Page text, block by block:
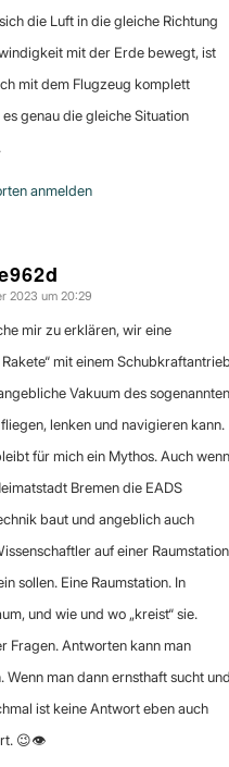
die Luft in die gleiche Richtung
mit der Erde bewegt, ist
mit dem Flugzeug komplett
genau die gleiche Situation
anmelden
2023 um 20:29
mir zu erklären, wir eine
Rakete“ mit einem
Vakuum des sogenannten
lenken und navigieren kann.
für mich ein Mythos. Auch wenn
Bremen die EADS
baut und angeblich auch
auf einer Raumstation
sollen. Eine Raumstation. In
und wie und wo „kreist“ sie.
Fragen. Antworten kann man
Wenn man dann ernsthaft sucht
ist keine Antwort eben auch
😉👁️